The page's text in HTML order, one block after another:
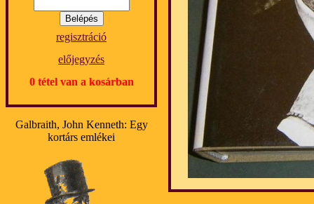
regisztráció
előjegyzés
0 tétel van a kosárban
Galbraith, John Kenneth: Egy
kortárs emlékei